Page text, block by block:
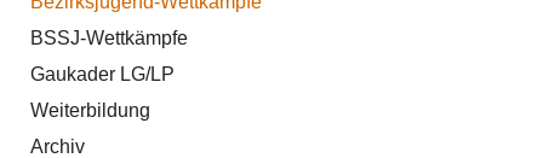
BSSJ-Wettkämpfe
Gaukader LG/LP
Weiterbildung
Archiv